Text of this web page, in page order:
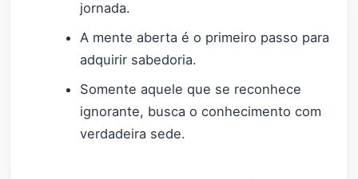
jornada.
A mente aberta é o primeiro passo para
adquirir sabedoria.
Somente aquele que se reconhece
ignorante, busca o conhecimento com
verdadeira sede.